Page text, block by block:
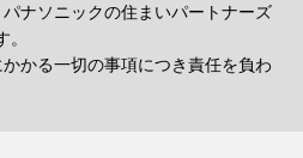
ナソニックの住まいパートナーズ
かる一切の事項につき責任を負わ